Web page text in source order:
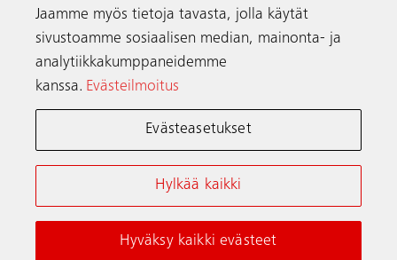
Yhteystiedot
Schindler maailmanlaajuisesti
Evästeilmoitus ja Asetukset
Jaamme myös tietoja tavasta, jolla käytät
sivustoamme sosiaalisen median, mainonta- ja
analytiikkakumppaneidemme
kanssa. Evästeilmoitus
Evästeasetukset
Hylkää kaikki
Hyväksy kaikki evästeet